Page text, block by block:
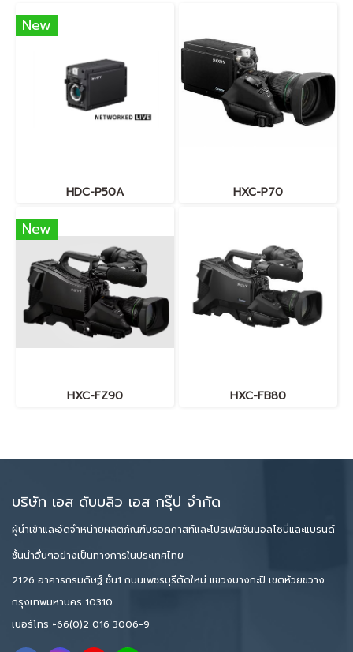
New
HDC-P50A HXC-P70
New
HXC-FZ90 HXC-FB80
บริษัท เอส ดับบลิว เอส กรุ๊ป จำกัด
ผู้นำเข้าและจัดจำหน่ายผลิตภัณฑ์บรอดคาสท์และโปรเฟสชันนอลโซนี่และแบรนด์
ชั้นนำอื่นๆอย่างเป็นทางการในประเทศไทย
2126 อาคารกรมดิษฐ์ ชั้น1 ถนนเพชรบุรีตัดใหม่ แขวงบางกะปิ เขตห้วยขวาง
กรุงเทพมหานคร 10310
เบอร์โทร +66(0)2 016 3006-9